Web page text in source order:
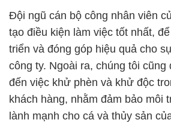
Đội ngũ cán bộ công nhân viên
tạo điều kiện làm việc tốt nhất,
triển và đóng góp hiệu quả cho
công ty. Ngoài ra, chúng tôi cũng
đến việc khử phèn và khử độc
khách hàng, nhằm đảm bảo môi
lành mạnh cho cá và thủy sản